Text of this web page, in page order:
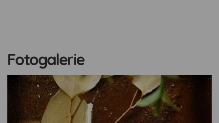
Fotogalerie